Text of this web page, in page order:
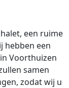
een ruime
hebben een
Voorthuizen
samen
zodat wij u